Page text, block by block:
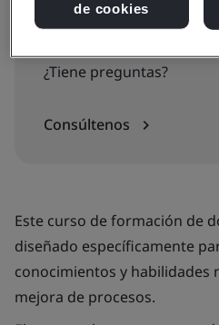
2 días de formación
¿Tiene preguntas?
Consúltenos
Este curso de formación de
diseñado específicamente
conocimientos y habilidades
mejora de procesos.
de cookies